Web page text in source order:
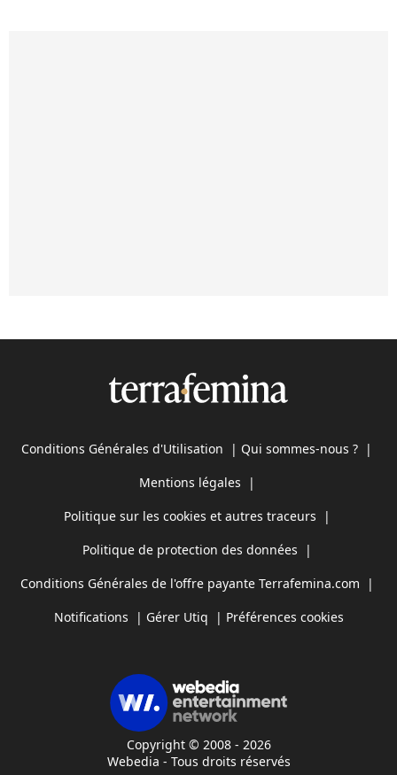
Conditions Générales d'Utilisation | Qui sommes-nous ? |
Mentions légales |
Politique sur les cookies et autres traceurs |
Politique de protection des données |
Conditions Générales de l'offre payante Terrafemina.com |
Notifications | Gérer Utiq | Préférences cookies
Copyright © 2008 - 2026
Webedia - Tous droits réservés